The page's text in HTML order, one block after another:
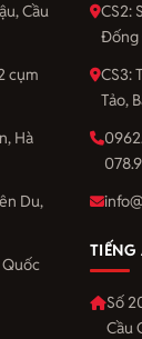
Cầu
cụm
Hà
Du,
Quốc
CS2:
Đống
CS3:
Tảo,
TIẾNG
Số
Cầu